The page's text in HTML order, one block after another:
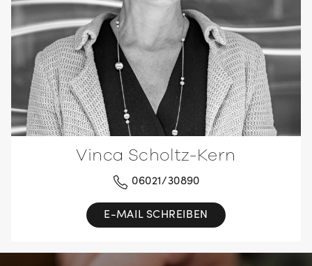
Vinca Scholtz-Kern
06021/30890
E-MAIL SCHREIBEN